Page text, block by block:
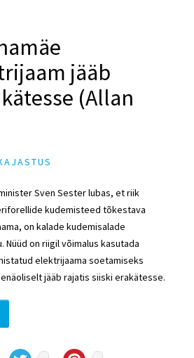
jääb
(Allan
Sven Sester lubas, et riik
kudemisteed tõkestava
on kalade kudemisalade
Nüüd on riigil võimalus kasutada
elektrijaama soetamiseks
jääb rajatis siiski erakätesse.